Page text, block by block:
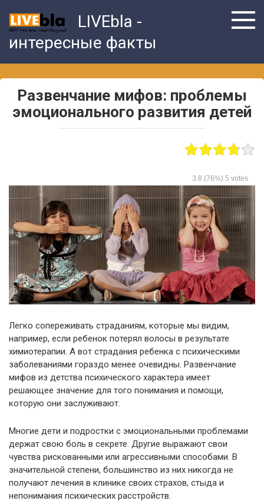
content
LIVEbla -
интересные факты
Развенчание мифов: проблемы
эмоционального развития детей
3.8 (76%) 5 votes
Легко сопереживать страданиям, которые мы видим,
например, если ребенок потерял волосы в результате
химиотерапии. А вот страдания ребенка с психическими
заболеваниями гораздо менее очевидны. Развенчание
мифов из детства психического характера имеет
решающее значение для того понимания и помощи,
которую они заслуживают.
Многие дети и подростки с эмоциональными проблемами
держат свою боль в секрете. Другие выражают свои
чувства рискованными или агрессивными способами. В
значительной степени, большинство из них никогда не
получают лечения в клинике своих страхов, стыда и
непонимания психических расстройств.